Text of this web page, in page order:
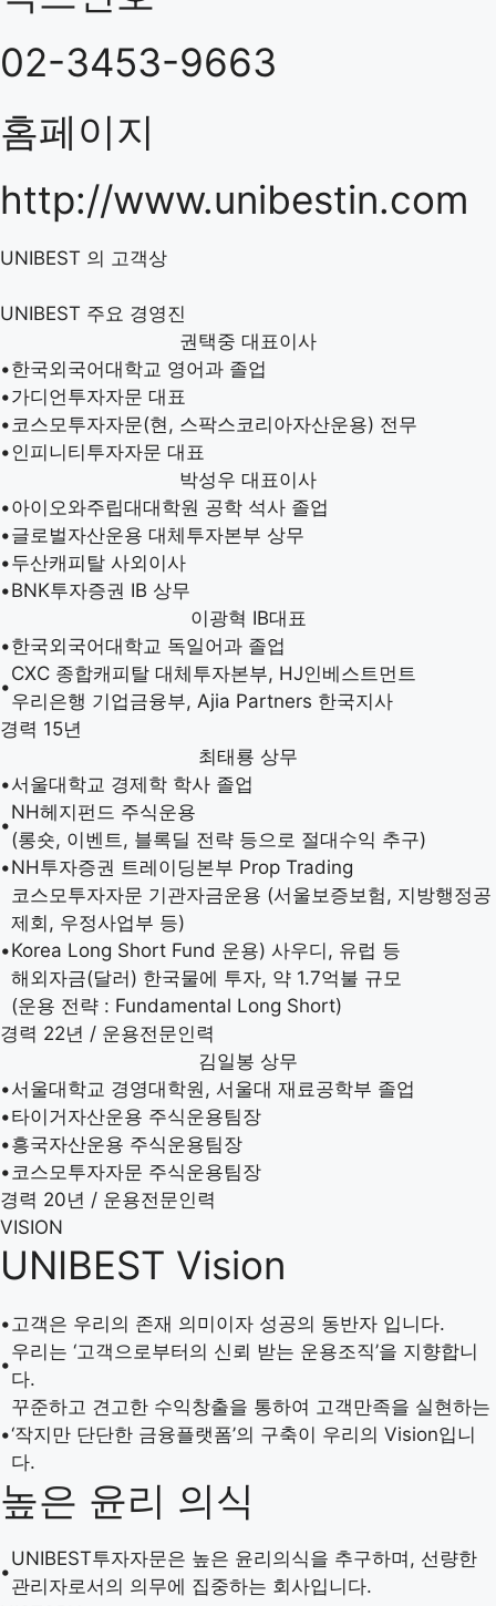
02-3453-9663
홈페이지
http://www.unibestin.com
UNIBEST 의 고객상
UNIBEST 주요 경영진
권택중 대표이사
•한국외국어대학교 영어과 졸업
•가디언투자자문 대표
• 코스모투자자문(현, 스팍스코리아자산운용) 전무
• 인피니티투자자문 대표
박성우 대표이사
•아이오와주립대대학원 공학 석사 졸업
•글로벌자산운용 대체투자본부 상무
•두산캐피탈 사외이사
•BNK투자증권 IB 상무
이광혁 IB대표
•한국외국어대학교 독일어과 졸업
•
CXC 종합캐피탈 대체투자본부, HJ인베스트먼트
우리은행 기업금융부, Ajia Partners 한국지사
경력 15년
최태룡 상무
•서울대학교 경제학 학사 졸업
•
NH헤지펀드 주식운용
(롱숏, 이벤트, 블록딜 전략 등으로 절대수익 추구)
•NH투자증권 트레이딩본부 Prop Trading
•
코스모투자자문 기관자금운용 (서울보증보험, 지방행정공
제회, 우정사업부 등)
Korea Long Short Fund 운용) 사우디, 유럽 등
해외자금(달러) 한국물에 투자, 약 1.7억불 규모
(운용 전략 : Fundamental Long Short)
경력 22년 / 운용전문인력
김일봉 상무
•서울대학교 경영대학원, 서울대 재료공학부 졸업
•타이거자산운용 주식운용팀장
•흥국자산운용 주식운용팀장
• 코스모투자자문 주식운용팀장
경력 20년 / 운용전문인력
VISION
UNIBEST Vision
• 고객은 우리의 존재 의미이자 성공의 동반자 입니다.
•
우리는 ‘고객으로부터의 신뢰 받는 운용조직’을 지향합니
다.
•
꾸준하고 견고한 수익창출을 통하여 고객만족을 실현하는
‘작지만 단단한 금융플랫폼’의 구축이 우리의 Vision입니
다.
높은 윤리 의식
•
UNIBEST투자자문은 높은 윤리의식을 추구하며, 선량한
관리자로서의 의무에 집중하는 회사입니다.